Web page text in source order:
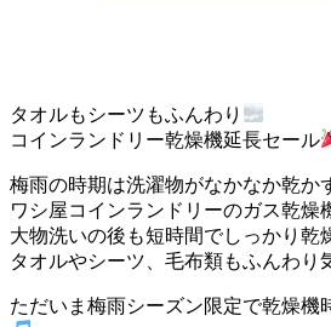
タオルもシーツもふんわり
コインランドリー乾燥機延長セール
梅雨の時期は洗濯物がなかなか乾か
ワシ屋コインランドリーのガス乾燥
大物洗いの後も短時間でしっかり乾
タオルやシーツ、毛布類もふんわり
ただいま梅雨シーズン限定で乾燥機